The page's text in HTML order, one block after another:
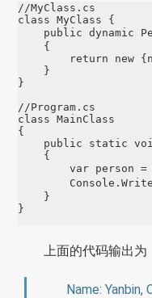
//MyClass.cs
class MyClass {
public dynamic
    {
return new
    }
}
//Program.cs
class MainClass
{
public static
    {
var person =
    }
}
上面的代码输出为
Name: Yanbin,